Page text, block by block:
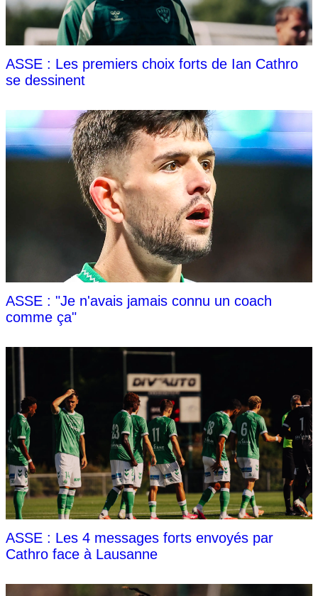
ASSE : Les premiers choix forts de Ian Cathro
se dessinent
ASSE : "Je n'avais jamais connu un coach
comme ça"
ASSE : Les 4 messages forts envoyés par
Cathro face à Lausanne